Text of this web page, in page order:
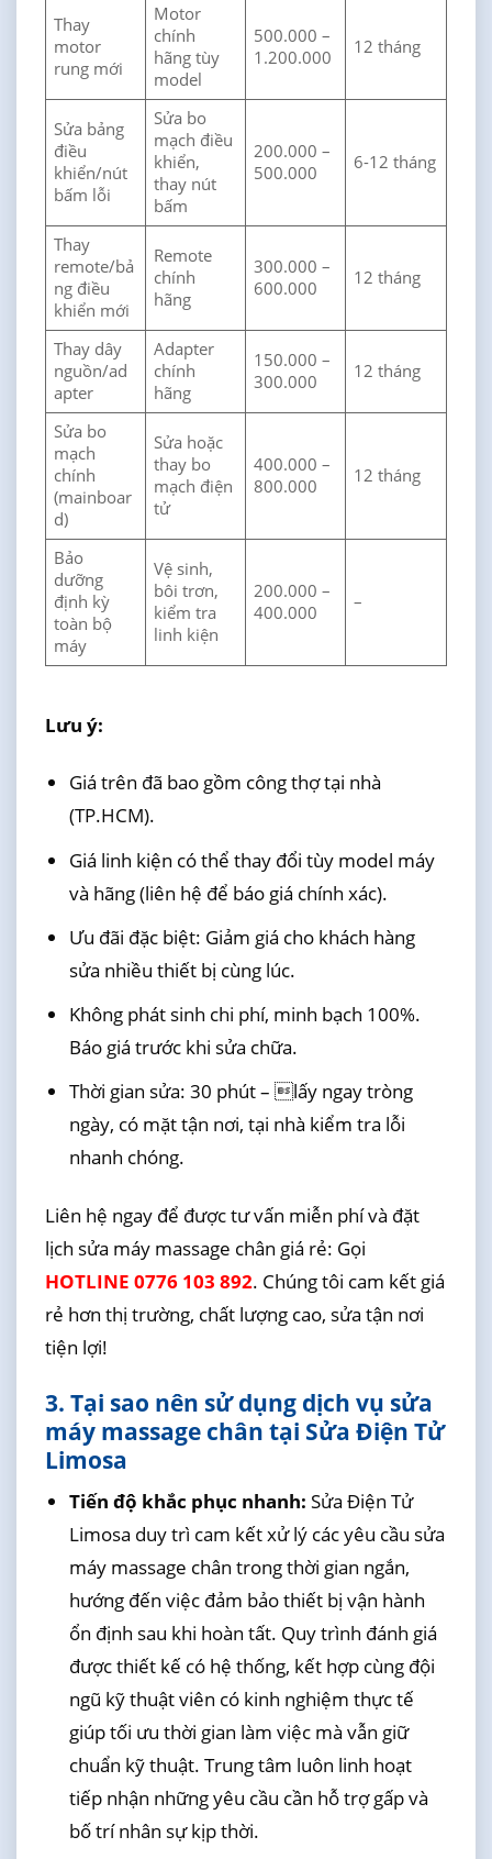
Thay
motor
rung mới
Motor
chính
hãng tùy
model
500.000 –
1.200.000
12 tháng
Sửa bảng
điều
khiển/nút
bấm lỗi
Sửa bo
mạch điều
khiển,
thay nút
bấm
200.000 –
500.000
6-12 tháng
Thay
remote/bả
ng điều
khiển mới
Remote
chính
hãng
300.000 –
600.000
12 tháng
Thay dây
nguồn/ad
apter
Adapter
chính
hãng
150.000 –
300.000
12 tháng
Sửa bo
mạch
chính
(mainboar
d)
Sửa hoặc
thay bo
mạch điện
tử
400.000 –
800.000
12 tháng
Bảo
dưỡng
định kỳ
toàn bộ
máy
Vệ sinh,
bôi trơn,
kiểm tra
linh kiện
200.000 –
400.000
–
Lưu ý:
Giá trên đã bao gồm công thợ tại nhà
(TP.HCM).
Giá linh kiện có thể thay đổi tùy model máy
và hãng (liên hệ để báo giá chính xác).
Ưu đãi đặc biệt: Giảm giá cho khách hàng
sửa nhiều thiết bị cùng lúc.
Không phát sinh chi phí, minh bạch 100%.
Báo giá trước khi sửa chữa.
Thời gian sửa: 30 phút – lấy ngay tròng
ngày, có mặt tận nơi, tại nhà kiểm tra lỗi
nhanh chóng.
Liên hệ ngay để được tư vấn miễn phí và đặt
lịch sửa máy massage chân giá rẻ: Gọi
HOTLINE 0776 103 892. Chúng tôi cam kết giá
rẻ hơn thị trường, chất lượng cao, sửa tận nơi
tiện lợi!
3. Tại sao nên sử dụng dịch vụ sửa
máy massage chân tại Sửa Điện Tử
Limosa
Tiến độ khắc phục nhanh: Sửa Điện Tử
Limosa duy trì cam kết xử lý các yêu cầu sửa
máy massage chân trong thời gian ngắn,
hướng đến việc đảm bảo thiết bị vận hành
ổn định sau khi hoàn tất. Quy trình đánh giá
được thiết kế có hệ thống, kết hợp cùng đội
ngũ kỹ thuật viên có kinh nghiệm thực tế
giúp tối ưu thời gian làm việc mà vẫn giữ
chuẩn kỹ thuật. Trung tâm luôn linh hoạt
tiếp nhận những yêu cầu cần hỗ trợ gấp và
bố trí nhân sự kịp thời.